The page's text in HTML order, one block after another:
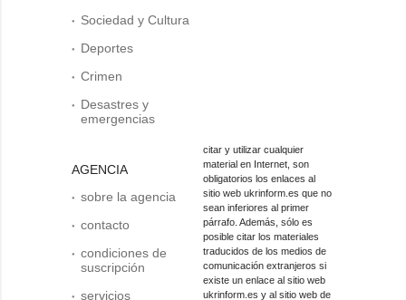
Sociedad y Cultura
Deportes
Crimen
Desastres y
emergencias
AGENCIA
sobre la agencia
contacto
condiciones de
suscripción
servicios
citar y utilizar cualquier
material en Internet, son
obligatorios los enlaces al
sitio web ukrinform.es que no
sean inferiores al primer
párrafo. Además, sólo es
posible citar los materiales
traducidos de los medios de
comunicación extranjeros si
existe un enlace al sitio web
ukrinform.es y al sitio web de